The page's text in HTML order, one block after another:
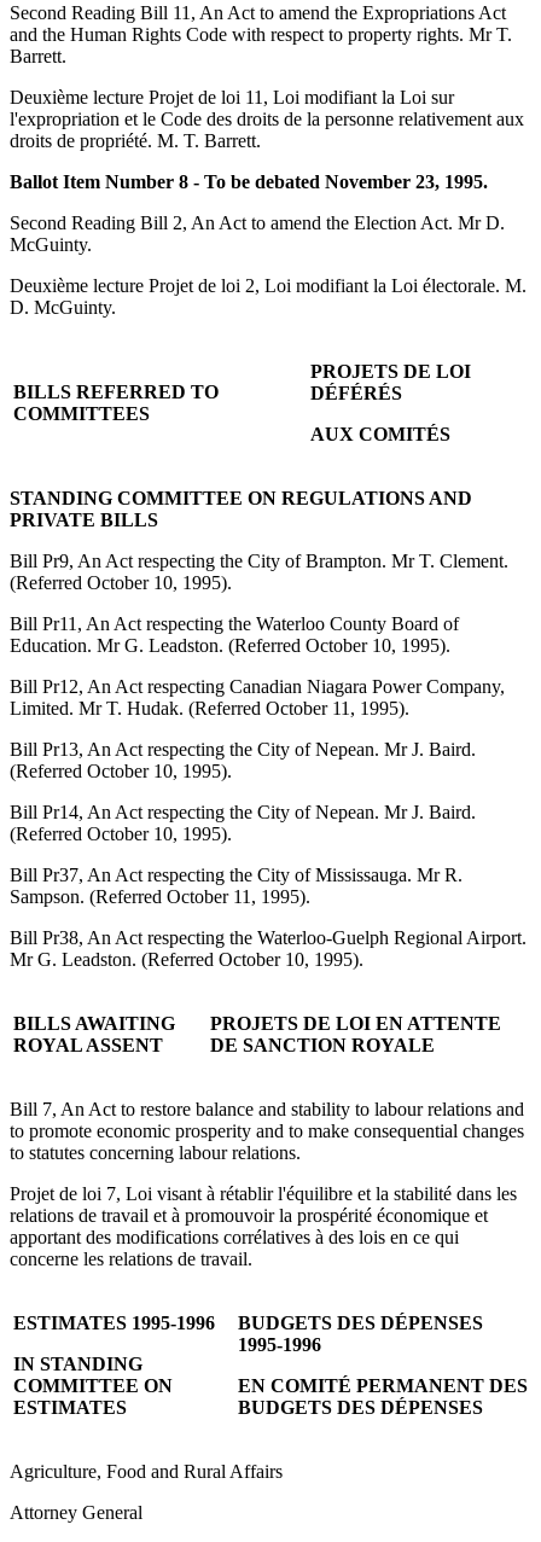
Second Reading Bill 11, An Act to amend the Expropriations Act
and the Human Rights Code with respect to property rights. Mr T.
Barrett.
Deuxième lecture Projet de loi 11, Loi modifiant la Loi sur
l'expropriation et le Code des droits de la personne relativement aux
droits de propriété. M. T. Barrett.
Ballot Item Number 8 - To be debated November 23, 1995.
Second Reading Bill 2, An Act to amend the Election Act. Mr D.
McGuinty.
Deuxième lecture Projet de loi 2, Loi modifiant la Loi électorale. M.
D. McGuinty.
BILLS REFERRED TO
COMMITTEES
PROJETS DE LOI
DÉFÉRÉS
AUX COMITÉS
STANDING COMMITTEE ON REGULATIONS AND
PRIVATE BILLS
Bill Pr9, An Act respecting the City of Brampton. Mr T. Clement.
(Referred October 10, 1995).
Bill Pr11, An Act respecting the Waterloo County Board of
Education. Mr G. Leadston. (Referred October 10, 1995).
Bill Pr12, An Act respecting Canadian Niagara Power Company,
Limited. Mr T. Hudak. (Referred October 11, 1995).
Bill Pr13, An Act respecting the City of Nepean. Mr J. Baird.
(Referred October 10, 1995).
Bill Pr14, An Act respecting the City of Nepean. Mr J. Baird.
(Referred October 10, 1995).
Bill Pr37, An Act respecting the City of Mississauga. Mr R.
Sampson. (Referred October 11, 1995).
Bill Pr38, An Act respecting the Waterloo-Guelph Regional Airport.
Mr G. Leadston. (Referred October 10, 1995).
BILLS AWAITING
ROYAL ASSENT
PROJETS DE LOI EN ATTENTE
DE SANCTION ROYALE
Bill 7, An Act to restore balance and stability to labour relations and
to promote economic prosperity and to make consequential changes
to statutes concerning labour relations.
Projet de loi 7, Loi visant à rétablir l'équilibre et la stabilité dans les
relations de travail et à promouvoir la prospérité économique et
apportant des modifications corrélatives à des lois en ce qui
concerne les relations de travail.
ESTIMATES 1995-1996
IN STANDING
COMMITTEE ON
ESTIMATES
BUDGETS DES DÉPENSES
1995-1996
EN COMITÉ PERMANENT DES
BUDGETS DES DÉPENSES
Agriculture, Food and Rural Affairs
Attorney General